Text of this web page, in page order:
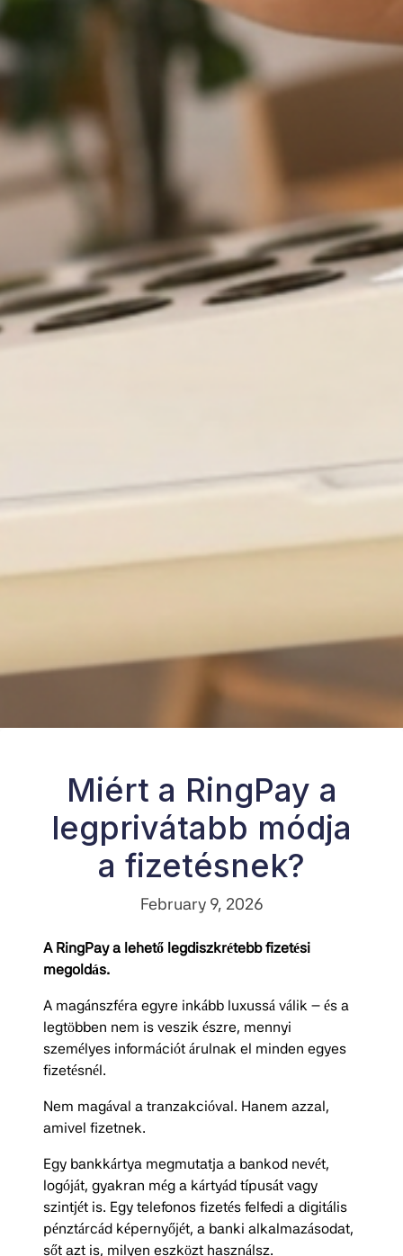
Miért a RingPay a
legprivátabb módja
a fizetésnek?
February 9, 2026
A RingPay a lehető legdiszkrétebb fizetési
megoldás.
A magánszféra egyre inkább luxussá válik – és a
legtöbben nem is veszik észre, mennyi
személyes információt árulnak el minden egyes
fizetésnél.
Nem magával a tranzakcióval. Hanem azzal,
amivel fizetnek.
Egy bankkártya megmutatja a bankod nevét,
logóját, gyakran még a kártyád típusát vagy
szintjét is. Egy telefonos fizetés felfedi a digitális
pénztárcád képernyőjét, a banki alkalmazásodat,
sőt azt is, milyen eszközt használsz.